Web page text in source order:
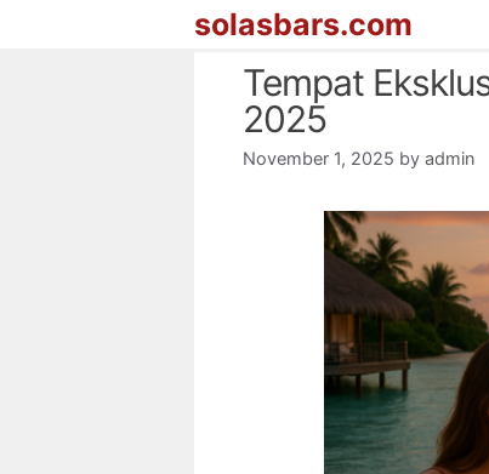
solasbars.com
Tempat
2025
November 1, 2025 by admin